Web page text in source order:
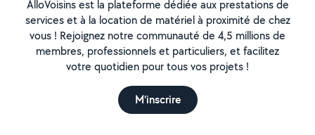
AlloVoisins est la plateforme dédiée aux prestations de
services et à la location de matériel à proximité de chez
vous ! Rejoignez notre communauté de 4,5 millions de
membres, professionnels et particuliers, et facilitez
votre quotidien pour tous vos projets !
M'inscrire